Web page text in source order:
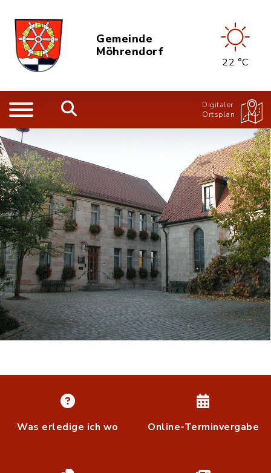
Gemeinde
Möhrendorf
22 °C
Digitaler
Ortsplan
Was erledige ich wo Online-Terminvergabe